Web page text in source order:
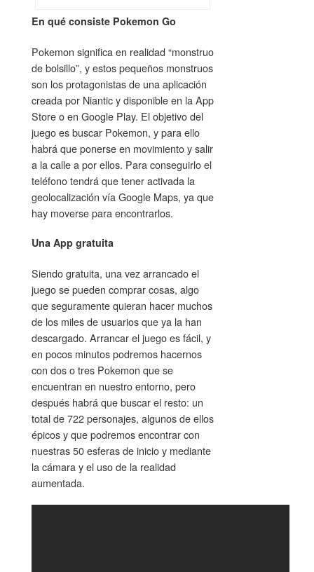
En qué consiste Pokemon Go
Pokemon significa en realidad “monstruo
de bolsillo”, y estos pequeños monstruos
son los protagonistas de una aplicación
creada por Niantic y disponible en la App
Store o en Google Play. El objetivo del
juego es buscar Pokemon, y para ello
habrá que ponerse en movimiento y salir
a la calle a por ellos. Para conseguirlo el
teléfono tendrá que tener activada la
geolocalización vía Google Maps, ya que
hay moverse para encontrarlos.
Una App gratuita
Siendo gratuita, una vez arrancado el
juego se pueden comprar cosas, algo
que seguramente quieran hacer muchos
de los miles de usuarios que ya la han
descargado. Arrancar el juego es fácil, y
en pocos minutos podremos hacernos
con dos o tres Pokemon que se
encuentran en nuestro entorno, pero
después habrá que buscar el resto: un
total de 722 personajes, algunos de ellos
épicos y que podremos encontrar con
nuestras 50 esferas de inicio y mediante
la cámara y el uso de la realidad
aumentada.